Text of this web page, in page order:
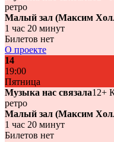
ретро
Малый зал (Максим
1 час 20 минут
Билетов нет
О проекте
14
19:00
Пятница
Музыка нас связала12+
ретро
Малый зал (Максим
1 час 20 минут
Билетов нет